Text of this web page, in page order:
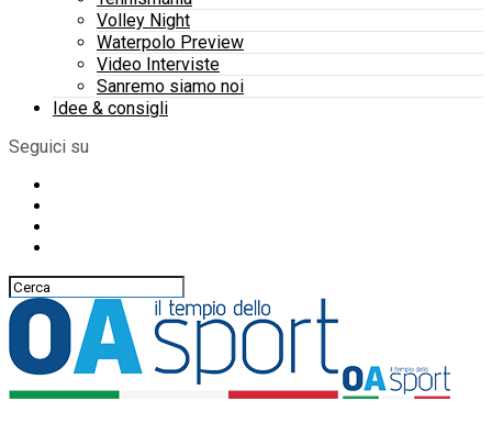
Volley Night
Waterpolo Preview
Video Interviste
Sanremo siamo noi
Idee & consigli
Seguici su